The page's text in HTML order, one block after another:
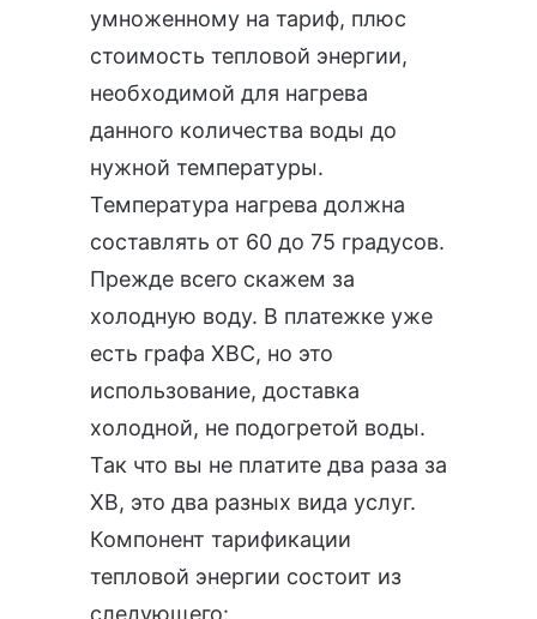
умноженному на тариф, плюс
стоимость тепловой энергии,
необходимой для нагрева
данного количества воды до
нужной температуры.
Температура нагрева должна
составлять от 60 до 75 градусов.
Прежде всего скажем за
холодную воду. В платежке уже
есть графа ХВС, но это
использование, доставка
холодной, не подогретой воды.
Так что вы не платите два раза за
ХВ, это два разных вида услуг.
Компонент тарификации
тепловой энергии состоит из
следующего: